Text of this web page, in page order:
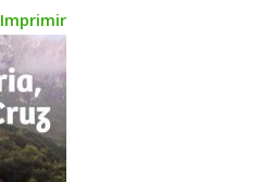
Imprimir